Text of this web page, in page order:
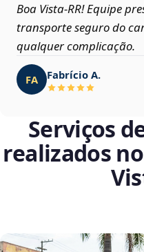
Boa Vista‑RR! Equipe
transporte seguro do
qualquer complicação.
FA Fabrício A.
Serviços
realizados